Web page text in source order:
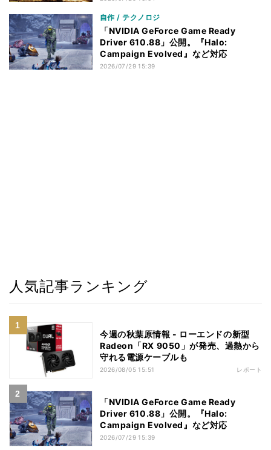
自作 / テクノロジ
「NVIDIA GeForce Game Ready
Driver 610.88」公開。『Halo:
Campaign Evolved』など対応
2026/07/29 15:39
人気記事ランキング
今週の秋葉原情報 - ローエンドの新型
Radeon「RX 9050」が発売、過熱から
守れる電源ケーブルも
2026/08/05 15:51 レポート
「NVIDIA GeForce Game Ready
Driver 610.88」公開。『Halo:
Campaign Evolved』など対応
2026/07/29 15:39